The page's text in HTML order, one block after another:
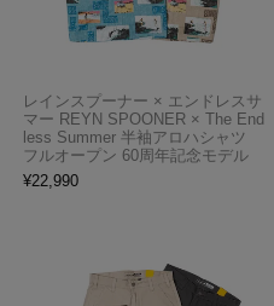
レインスプーナー × エンドレスサ
マー REYN SPOONER × The End
less Summer 半袖アロハシャツ
フルオープン 60周年記念モデル
¥22,990